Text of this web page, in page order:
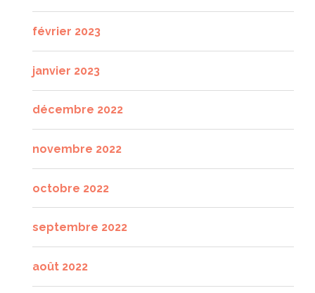
février 2023
janvier 2023
décembre 2022
novembre 2022
octobre 2022
septembre 2022
août 2022